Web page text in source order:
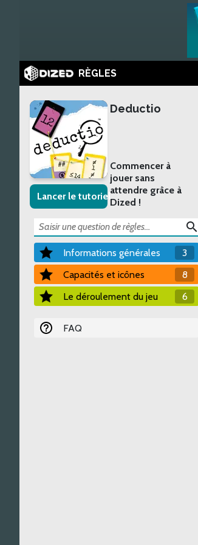
RÈGLES
Lancer le tutoriel
Deductio
Commencer à
jouer sans
attendre grâce à
Dized !
search
Informations générales
3
Capacités et icônes
8
Le déroulement du jeu
6
FAQ